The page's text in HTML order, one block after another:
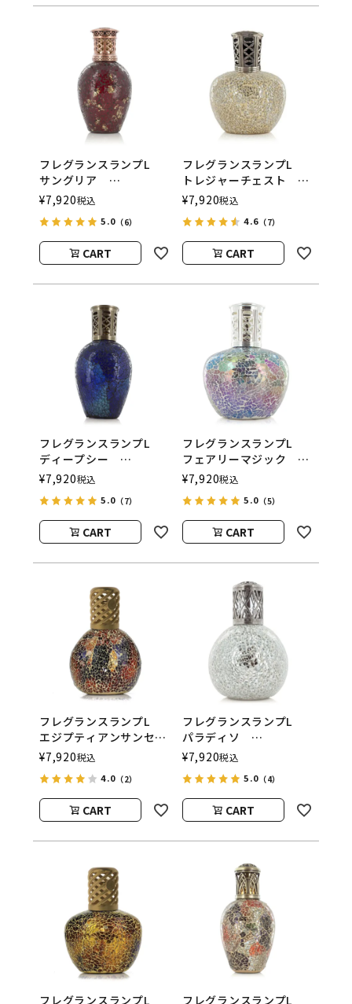
フレグランスランプL
サングリア
ASHLEIGH&BURWOOD
（アシュレイアンドバー
ウッド）
¥7,920税込
5.0 （6）
CART
フレグランスランプL
トレジャーチェスト
ASHLEIGH&BURWOOD
（アシュレイアンドバー
ウッド）
¥7,920税込
4.6（7）
CART
フレグランスランプL
ディープシー
ASHLEIGH&BURWOOD
（アシュレイアンドバー
ウッド）
¥7,920税込
5.0 （7）
CART
フレグランスランプL
フェアリーマジック
ASHLEIGH&BURWOOD
（アシュレイアンドバー
ウッド）
¥7,920税込
5.0（5）
CART
フレグランスランプL
エジプティアンサンセッ
ト
ASHLEIGH&BURWOOD
（アシュレイアンドバー
ウッド）
¥7,920税込
4.0 （2）
CART
フレグランスランプL
パラディソ
ASHLEIGH&BURWOOD
（アシュレイアンドバー
ウッド）
¥7,920税込
5.0（4）
CART
フレグランスランプL フレグランスランプL